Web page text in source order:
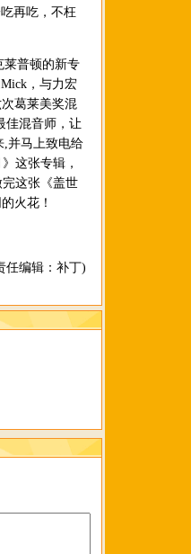
再吃，不枉
普顿的新专
，与力宏
葛莱美奖混
佳混音师，让
,并马上致电给
这张专辑，
这张《盖世
火花！
任编辑：补丁)